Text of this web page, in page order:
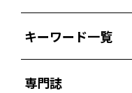
キーワード一覧
専門誌